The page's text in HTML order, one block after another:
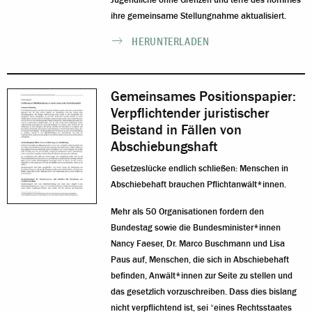
ihre gemeinsame Stellungnahme aktualisiert.
HERUNTERLADEN
Gemeinsames Positionspapier:
Verpflichtender juristischer
Beistand in Fällen von
Abschiebungshaft
Gesetzeslücke endlich schließen: Menschen in
Abschiebehaft brauchen Pflichtanwält*innen.
Mehr als 50 Organisationen fordern den
Bundestag sowie die Bundesminister*innen
Nancy Faeser, Dr. Marco Buschmann und Lisa
Paus auf, Menschen, die sich in Abschiebehaft
befinden, Anwält*innen zur Seite zu stellen und
das gesetzlich vorzuschreiben. Dass dies bislang
nicht verpflichtend ist, sei “eines Rechtsstaates